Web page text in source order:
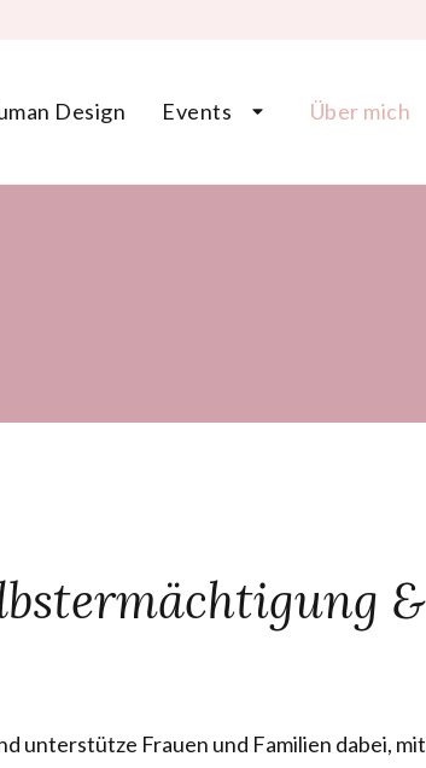
Design Events Über mich
&
unterstütze Frauen und Familien dabei, mit